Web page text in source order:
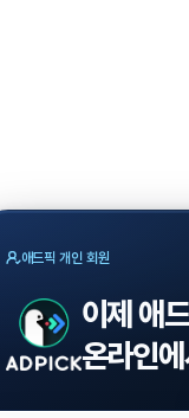
애드픽 개인 회원
이제 애
온라인